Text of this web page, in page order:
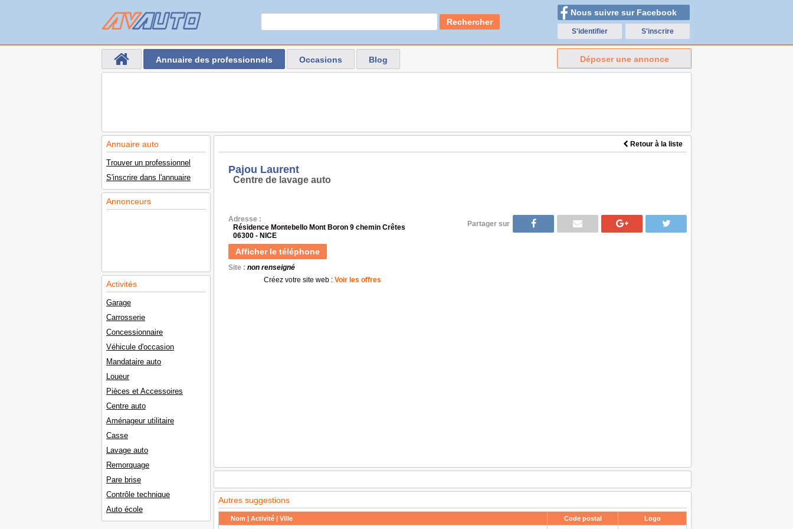
Rechercher
Nous suivre sur Facebook
S'identifier S'inscrire
Annuaire des professionnels Occasions Blog Déposer une annonce
Annuaire auto
Trouver un professionnel
S'inscrire dans l'annuaire
Annonceurs
Activités
Garage
Carrosserie
Concessionnaire
Véhicule d'occasion
Mandataire auto
Loueur
Pièces et Accessoires
Centre auto
Aménageur utilitaire
Casse
Lavage auto
Remorquage
Pare brise
Contrôle technique
Auto école
Retour à la liste
Pajou Laurent
Centre de lavage auto
Adresse :
Résidence Montebello Mont Boron 9 chemin Crêtes
06300 - NICE
Afficher le téléphone
Site : non renseigné
Créez votre site web : Voir les offres
Partager sur
Autres suggestions
Nom | Activité | Ville Code postal Logo